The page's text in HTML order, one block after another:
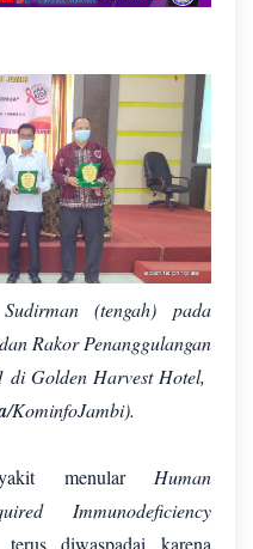
(tengah) pada
Rakor Penanggulangan
Golden Harvest Hotel,
/KominfoJambi).
menular Human
Immunodeficiency
diwaspadai karena